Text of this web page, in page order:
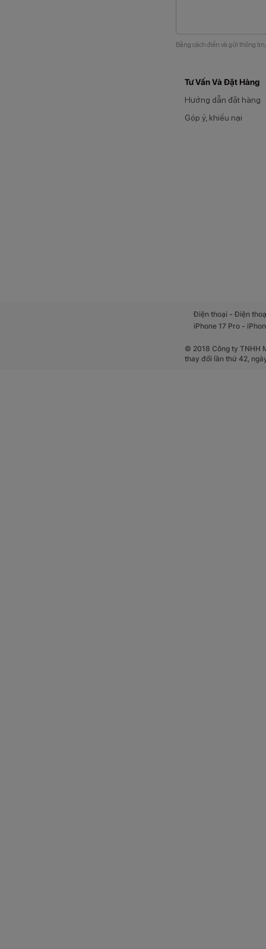
Bằng cách điền và gửi thông
Tư Vấn Và Đặt Hàng
Hướng dẫn đặt hàng
Góp ý, khiếu nại
Điện thoại -Điện
iPhone 17 Pro -
© 2018 Công ty TNHH
thay đổi lần thứ 42,